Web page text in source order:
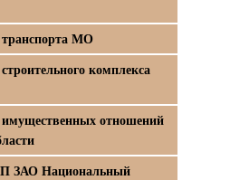
МО
комплекса
отношений
ЗАО Национальный